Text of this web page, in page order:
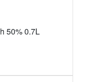
50% 0.7L